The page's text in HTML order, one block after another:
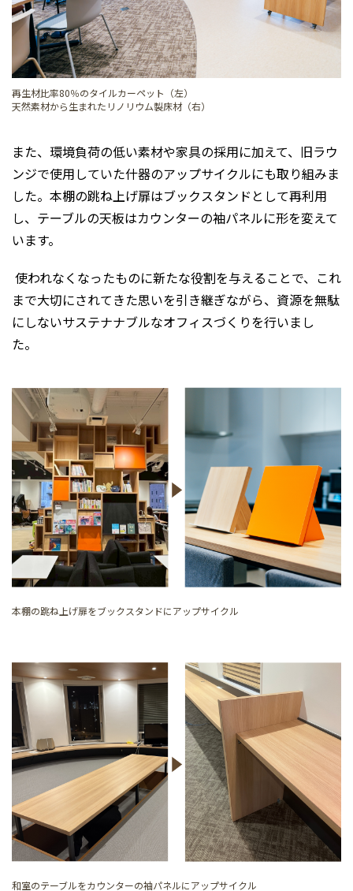
再生材比率80％のタイルカーペット（左）
天然素材から生まれたリノリウム製床材（右）
また、環境負荷の低い素材や家具の採用に加えて、旧ラウ
ンジで使用していた什器のアップサイクルにも取り組みま
した。本棚の跳ね上げ扉はブックスタンドとして再利用
し、テーブルの天板はカウンターの袖パネルに形を変えて
います。
使われなくなったものに新たな役割を与えることで、これ
まで大切にされてきた思いを引き継ぎながら、資源を無駄
にしないサステナナブルなオフィスづくりを行いまし
た。
本棚の跳ね上げ扉をブックスタンドにアップサイクル
和室のテーブルをカウンターの袖パネルにアップサイクル